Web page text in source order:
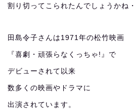
割り切ってこられたんでしょうかね
田島令子さんは1971年の松竹映画
『喜劇・頑張らなくっちゃ!』で
デビューされて以来
数多くの映画やドラマに
出演されています。